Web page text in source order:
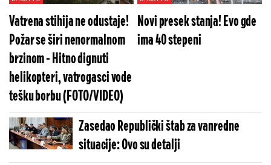
Vatrena stihija ne odustaje!
Požar se širi nenormalnom
brzinom - Hitno dignuti
helikopteri, vatrogasci vode
tešku borbu (FOTO/VIDEO)
Novi presek stanja! Evo gde
ima 40 stepeni
Zasedao Republički štab za vanredne
situacije: Ovo su detalji